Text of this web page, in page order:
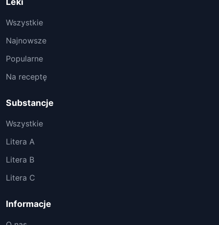
Wszystkie
Najnowsze
Popularne
Na receptę
Substancje
Wszystkie
Litera A
Litera B
Litera C
Informacje